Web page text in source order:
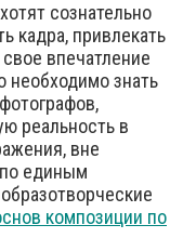
сознательно
кадра, привлекать
впечатление
знать
реальность в
вне
единым
композиции по